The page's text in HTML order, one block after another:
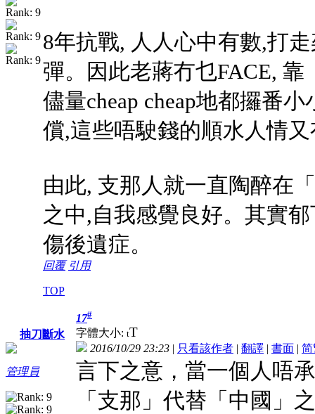
8年抗戰, 人人心中有數,打
彈。因此老蔣冇乜FACE,
儘量cheap cheap地都攞番
償,這些唔駛錢的順水人情
由此, 支那人就一直陶醉在
之中,自我感覺良好。其實
傷後遺症。
回覆 引用
TOP
抽刀斷水
管理員
17#
字體大小: tT
2016/10/29 23:23 | 只看該作者 | 翻譯 | 書面 | 简
言下之意，當一個人唔
「支那」代替「中國」